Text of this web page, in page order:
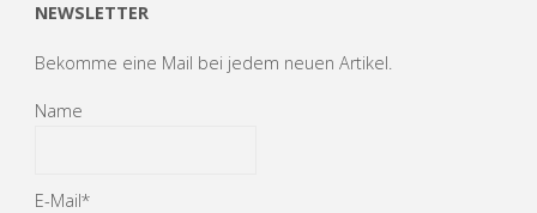
NEWSLETTER
Bekomme eine Mail bei jedem neuen Artikel.
Name
E-Mail*